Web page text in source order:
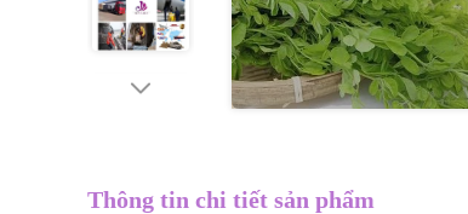
Thông tin chi tiết sản phẩm